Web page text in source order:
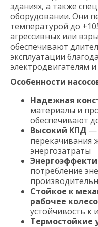
зданиях, а также
оборудовании. Они
температурой до
агрессивных или
обеспечивают
эксплуатации
электродвигателям
Особенности
Надежная
материалы и
обеспечивают
Высокий КПД —
перекачивания
энергозатраты
потребление
Стойкое к
рабочее колесо
устойчивость к
Термостойкие